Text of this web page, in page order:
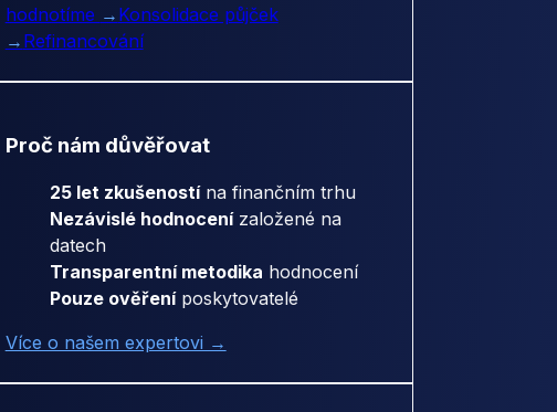
hodnotíme → Konsolidace půjček
→ Refinancování
Proč nám důvěřovat
25 let zkušenostína finančním trhu
Nezávislé hodnocenízaložené na
datech
Transparentní metodika hodnocení
Pouze ověřeníposkytovatelé
Více o našem expertovi →